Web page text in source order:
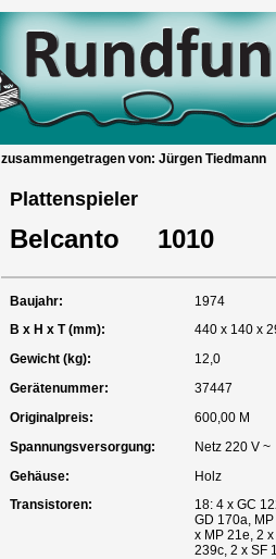
zusammengetragen von: Jürgen Tiedmann
Plattenspieler
Belcanto 1010
Baujahr:
1974
B x H x T (mm):
440 x 140 x
Gewicht (kg):
12,0
Gerätenummer:
37447
Originalpreis:
600,00 M
Spannungsversorgung:
Netz 220 V ~
Gehäuse:
Holz
Transistoren:
18: 4 x GC
GD 170a,
x MP 21e, 2
239c, 2 x SF